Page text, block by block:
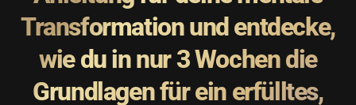
Transformation und entdecke,
wie du in nur 3 Wochen die
Grundlagen für ein erfülltes,